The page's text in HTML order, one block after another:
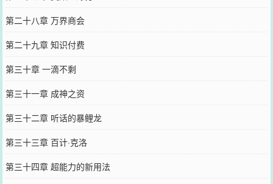
第二十八章 万界商会
第二十九章 知识付费
第三十章 一滴不剩
第三十一章 成神之资
第三十二章 听话的暴鲤龙
第三十三章 百计·克洛
第三十四章 超能力的新用法